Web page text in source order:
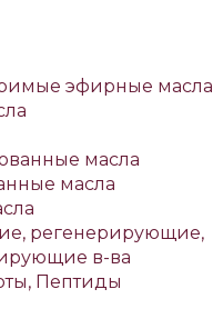
эфирные масла
масла
масла
регенерирующие,
в-ва
Пептиды